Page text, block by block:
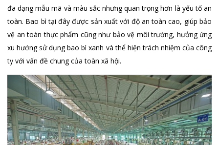
đa dạng mẫu mã và màu sắc nhưng quan trọng hơn là yếu tố an
toàn. Bao bì tại đây được sản xuất với độ an toàn cao, giúp bảo
vệ an toàn thực phẩm cũng như bảo vệ môi trường, hưởng ứng
xu hướng sử dụng bao bì xanh và thể hiện trách nhiệm của công
ty với vấn đề chung của toàn xã hội.